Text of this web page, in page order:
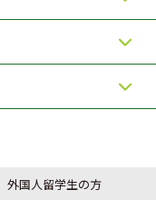
外国人留学生の方